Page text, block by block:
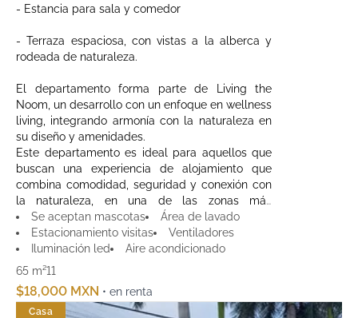
- Estancia para sala y comedor
- Terraza espaciosa, con vistas a la alberca y
rodeada de naturaleza.
El departamento forma parte de Living the
Noom, un desarrollo con un enfoque en wellness
living, integrando armonía con la naturaleza en
su diseño y amenidades.
Este departamento es ideal para aquellos que
buscan una experiencia de alojamiento que
combina comodidad, seguridad y conexión con
la naturaleza, en una de las zonas más
exclusivas de Cancún.
Se aceptan mascotas
Área de lavado
Estacionamiento visitas
Ventiladores
Iluminación led
Aire acondicionado
65 m²11
$18,000 MXN • en renta
Casa